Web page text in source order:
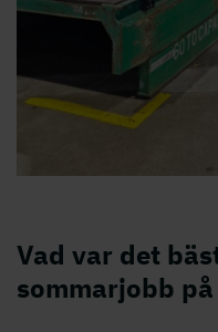
Vad var det
sommarjobb på